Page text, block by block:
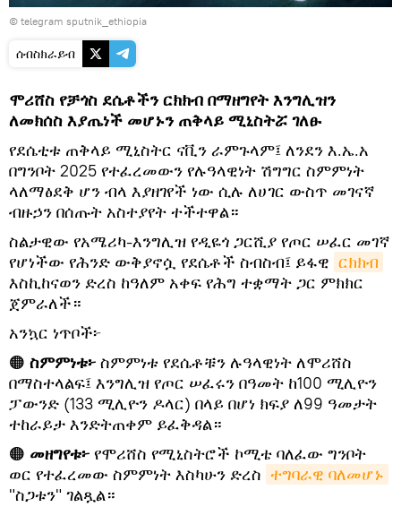
© telegram sputnik_ethiopia
ሰብስክራይብ
ሞሪሸስ የቻጎስ ደሴቶችን ርክክብ በማዘግየት እንግሊዝን
ለመክሰስ እያጤነች መሆኑን ጠቅላይ ሚኒስትሯ ገለፁ
የደሴቲቱ ጠቅላይ ሚኒስትር ናቪን ራምጉላም፤ ለንደን እ.ኤ.አ
በግንቦት 2025 የተፈረመውን የሉዓላዊነት ሽግግር ስምምነት
ላለማፅደቅ ሆን ብላ እያዘገየች ነው ሲሉ ለሀገር ውስጥ መገናኛ
ብዙኃን በሰጡት አስተያየት ተችተዋል።
ስልታዊው የአሜሪካ-እንግሊዝ የዲዬጎ ጋርሺያ የጦር ሠፈር መገኛ
የሆነችው የሕንድ ውቅያኖሷ የደሴቶች ስብስብ፤ ይፋዊ ርክክብ
እስኪከናወን ድረስ ከዓለም አቀፍ የሕግ ተቋማት ጋር ምክክር
ጀምራለች።
አንኳር ነጥቦች፦
🟠 ስምምነቱ፦ ስምምነቱ የደሴቶቹን ሉዓላዊነት ለሞሪሸስ
በማስተላልፍ፤ እንግሊዝ የጦር ሠፈሩን በዓመት ከ100 ሚሊዮን
ፓውንድ (133 ሚሊዮን ዶላር) በላይ በሆነ ክፍያ ለ99 ዓመታት
ተከራይታ እንድትጠቀም ይፈቅዳል።
🟠 መዘግየቱ፦ የሞሪሸስ የሚኒስትሮች ኮሚቴ ባለፈው ግንቦት
ወር የተፈረመው ስምምነት እስካሁን ድረስ ተግባራዊ ባለመሆኑ
"ስጋቱን" ገልጿል።